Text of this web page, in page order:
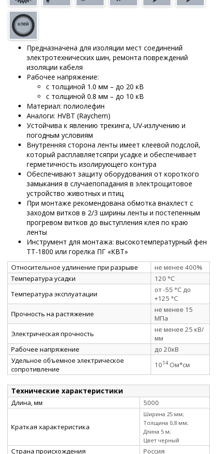
Предназначена для изоляции мест соединений
электротехнических шин, ремонта повреждений
изоляции кабеля
Рабочее напряжение:
с толщиной 1.0 мм – до 20 кВ
с толщиной 0.8 мм – до 10 кВ
Материал: полиолефин
Аналоги: HVBT (Raychem)
Устойчива к явлению трекинга, UV-излучению и
погодным условиям
Внутренняя сторона ленты имеет клеевой подслой,
который расплавляетсяпри усадке и обеспечивает
герметичность изолирующего контура
Обеспечивают защиту оборудования от короткого
замыкания в случаепопадания в электрощитовое
устройство животных и птиц
При монтаже рекомендована обмотка внахлест с
заходом витков в 2/3 ширины ленты и постепенным
прогревом витков до выступления клея по краю
ленты
Инструмент для монтажа: высокотемпературный фен
ТТ-1800 или горелка ПГ «КВТ»
Относительное удлинение при разрыве
не менее 400%
Температура усадки
120 °C
Температура эксплуатации
от -55 °C до
+125 °C
Прочность на растяжение
не менее 15
МПа
Электрическая прочность
не менее 25 кВ/
мм
Рабочее напряжение
до 20кВ
Удельное объемное электрическое
сопротивление
1014 Ом*см
Технические характеристики
Длина, мм 5000
Краткая характеристика
Ширина 25 мм;
Толщина 0,8 мм;
Длина 5 м;
Цвет черный
Страна происхождения Россия